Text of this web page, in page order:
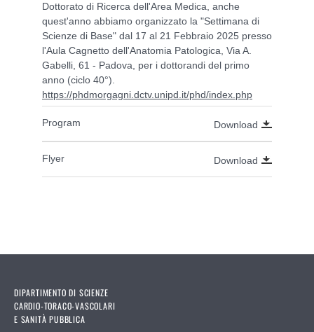
Dottorato di Ricerca dell'Area Medica, anche
quest'anno abbiamo organizzato la "Settimana di
Scienze di Base" dal 17 al 21 Febbraio 2025 presso
l'Aula Cagnetto dell'Anatomia Patologica, Via A.
Gabelli, 61 - Padova, per i dottorandi del primo
anno (ciclo 40°).
https://phdmorgagni.dctv.unipd.it/phd/index.php
Program Download
Flyer Download
DIPARTIMENTO DI SCIENZE
CARDIO-TORACO-VASCOLARI
E SANITÀ PUBBLICA